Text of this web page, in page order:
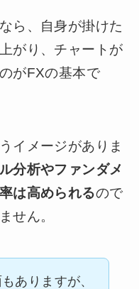
ら、自身が掛けた
がり、チャートが
がFXの基本で
イメージがありま
分析やファンダメ
は高められるので
せん。
ありますが、